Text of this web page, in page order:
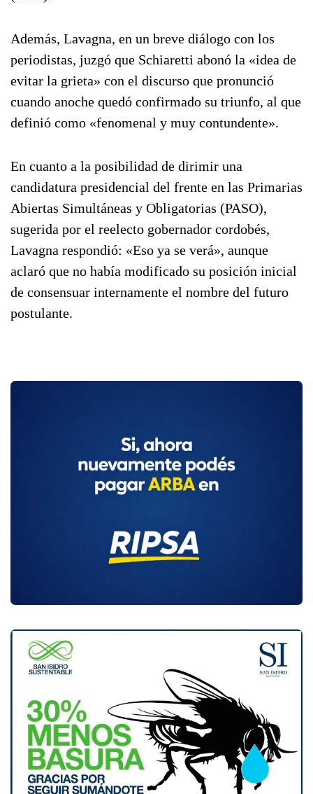
Además, Lavagna, en un breve diálogo con los
periodistas, juzgó que Schiaretti abonó la «idea de
evitar la grieta» con el discurso que pronunció
cuando anoche quedó confirmado su triunfo, al que
definió como «fenomenal y muy contundente».
En cuanto a la posibilidad de dirimir una
candidatura presidencial del frente en las Primarias
Abiertas Simultáneas y Obligatorias (PASO),
sugerida por el reelecto gobernador cordobés,
Lavagna respondió: «Eso ya se verá», aunque
aclaró que no había modificado su posición inicial
de consensuar internamente el nombre del futuro
postulante.